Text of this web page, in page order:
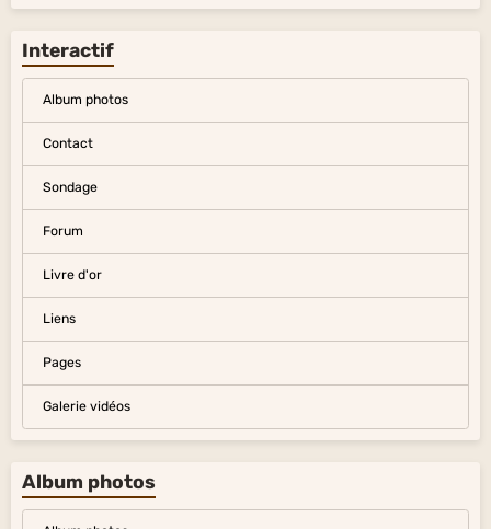
Interactif
Album photos
Contact
Sondage
Forum
Livre d'or
Liens
Pages
Galerie vidéos
Album photos